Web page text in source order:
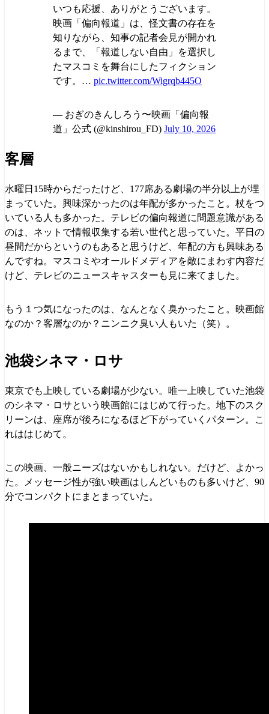
いつも応援、ありがとうございます。
映画「偏向報道」は、怪文書の存在を
知りながら、知事の記者会見が開かれ
るまで、「報道しない自由」を選択し
たマスコミを舞台にしたフィクション
です。… pic.twitter.com/Wigrqb445O
— おぎのきんしろう〜映画「偏向報
道」公式 (@kinshirou_FD) July 10, 2026
客層
水曜日15時からだったけど、177席ある劇場の半分以上が埋
まっていた。興味深かったのは年配が多かったこと。杖をつ
いている人も多かった。テレビの偏向報道に問題意識がある
のは、ネットで情報収集する若い世代と思っていた。平日の
昼間だからというのもあると思うけど、年配の方も興味ある
んですね。マスコミやオールドメディアを敵にまわす内容だ
けど、テレビのニュースキャスターも見に来てました。
もう１つ気になったのは、なんとなく臭かったこと。映画館
なのか？客層なのか？ニンニク臭い人もいた（笑）。
池袋シネマ・ロサ
東京でも上映している劇場が少ない。唯一上映していた池袋
のシネマ・ロサという映画館にはじめて行った。地下のスク
リーンは、座席が後ろになるほど下がっていくパターン。こ
れははじめて。
この映画、一般ニーズはないかもしれない。だけど、よかっ
た。メッセージ性が強い映画はしんどいものも多いけど、90
分でコンパクトにまとまっていた。